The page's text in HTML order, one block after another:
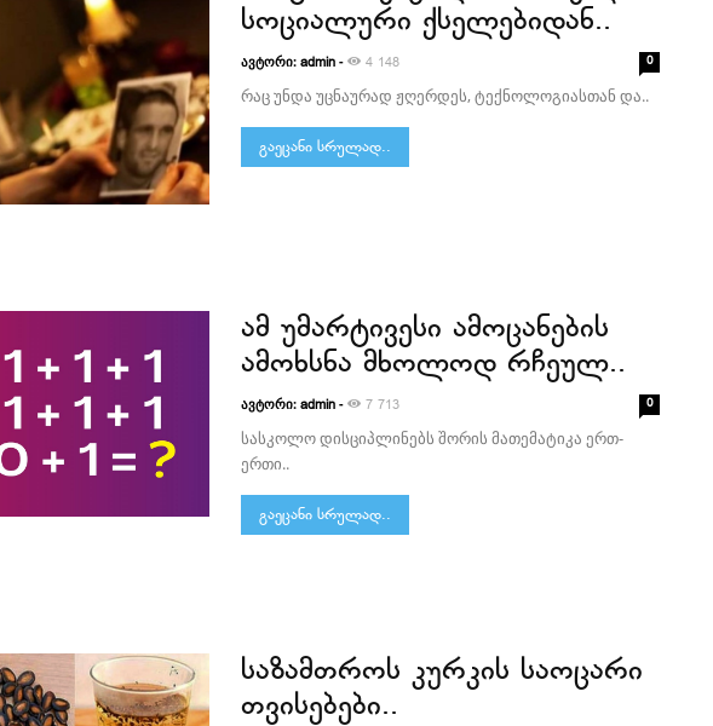
სოციალური ქსელებიდან..
ავტორი: admin - 4 148 0
რაც უნდა უცნაურად ჟღერდეს, ტექნოლოგიასთან და..
გაეცანი სრულად..
ამ უმარტივესი ამოცანების
ამოხსნა მხოლოდ რჩეულ..
ავტორი: admin - 7 713 0
სასკოლო დისციპლინებს შორის მათემატიკა ერთ-
ერთი..
გაეცანი სრულად..
საზამთროს კურკის საოცარი
თვისებები..